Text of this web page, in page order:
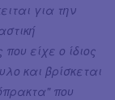
για την
είχε ο ίδιος
και βρίσκεται
που